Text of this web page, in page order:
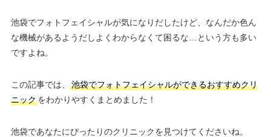
池袋でフォトフェイシャルが気になりだしたけど、なんだか色ん
な機械があるようだしよくわからなくて困るな…という方も多い
ですよね。
この記事では、
池袋でフォトフェイシャルができるおすすめクリ
ニックをわかりやすくまとめました！
池袋であなたにぴったりのクリニックを見つけてくださいね。